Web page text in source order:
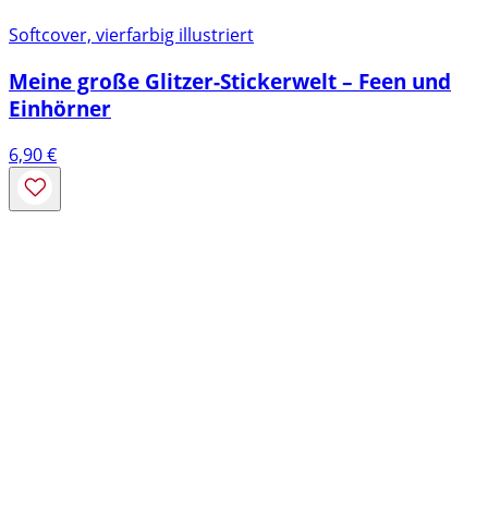
Softcover, vierfarbig illustriert
Meine große Glitzer-Stickerwelt – Feen und
Einhörner
6,90€